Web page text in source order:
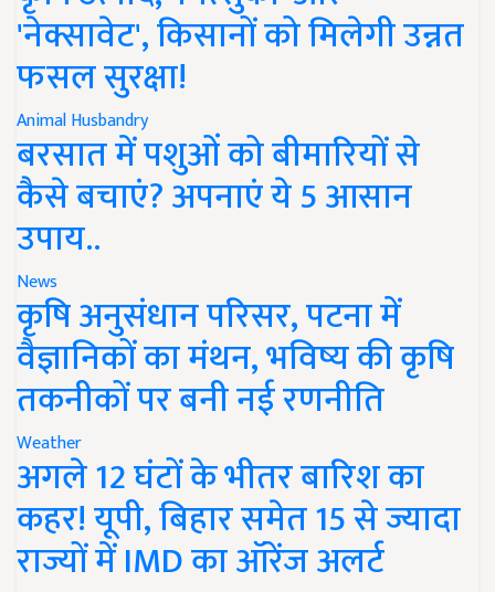
'नेक्सावेट', किसानों को मिलेगी उन्नत
फसल सुरक्षा!
Animal Husbandry
बरसात में पशुओं को बीमारियों से
कैसे बचाएं? अपनाएं ये 5 आसान
उपाय..
News
कृषि अनुसंधान परिसर, पटना में
वैज्ञानिकों का मंथन, भविष्य की कृषि
तकनीकों पर बनी नई रणनीति
Weather
अगले 12 घंटों के भीतर बारिश का
कहर! यूपी, बिहार समेत 15 से ज्यादा
राज्यों में IMD का ऑरेंज अलर्ट